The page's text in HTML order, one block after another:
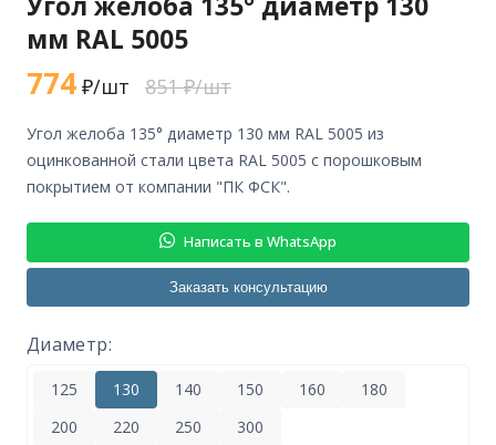
мм RAL 5005
774₽/шт 851 ₽/шт
угол желоба 135° диаметр 130 мм RAL 5005 из
оцинкованной стали цвета RAL 5005 с порошковым
покрытием от компании "ПК ФСК".
Написать в WhatsApp
Заказать консультацию
Диаметр:
125 130 140 150 160
180
200
220 250 300